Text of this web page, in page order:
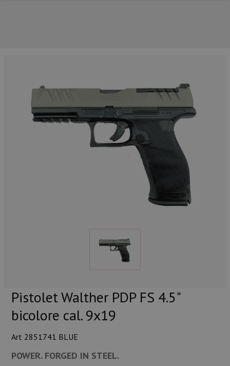
Pistolet Walther PDP FS 4.5"
bicolore cal. 9x19
Art 2851741 BLUE
POWER. FORGED IN STEEL.
NOS PRINCIPALES MARQUES